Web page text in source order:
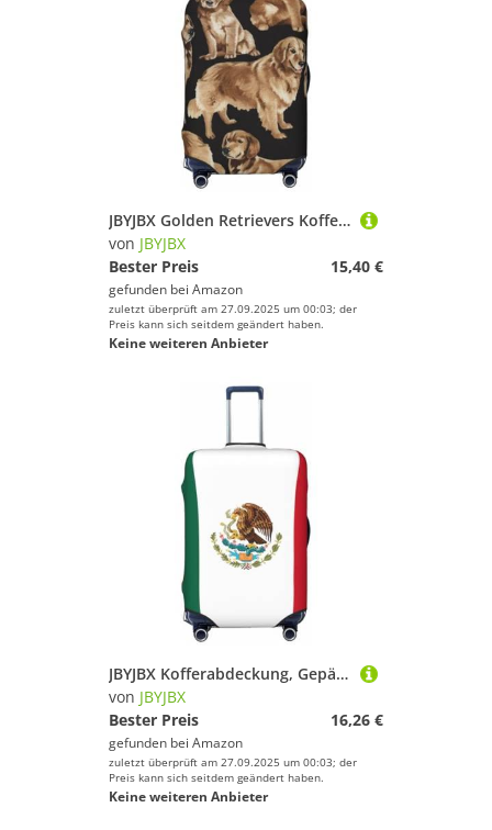
JBYJBX Golden Retrievers Kofferbezug, Gepäckschutz, waschbar, elastisch, modische Reiseausrüstungsabdeckung, Schwarz, Small
von JBYJBX
Bester Preis
15,40 €
gefunden bei Amazon
zuletzt überprüft am 27.09.2025 um 00:03; der
Preis kann sich seitdem geändert haben.
Keine weiteren Anbieter
JBYJBX Kofferabdeckung, Gepäckschutz, waschbar, elastisch, modische Reiseausrüstung, Motiv: Flagge von Mexiko, Schwarz, Medium
von JBYJBX
Bester Preis
16,26 €
gefunden bei Amazon
zuletzt überprüft am 27.09.2025 um 00:03; der
Preis kann sich seitdem geändert haben.
Keine weiteren Anbieter